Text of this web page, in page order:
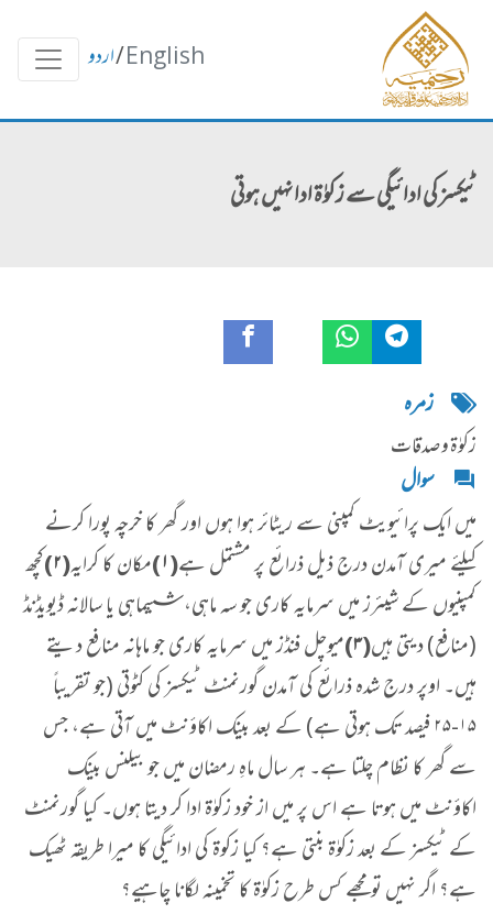
English
/اردو
ٹیکسز کی ادائیگی سے زکوٰۃ ادا نہیں ہوتی
زمره
زکوٰۃ و صدقات
سوال
میں ایک پرائیویٹ کمپنی سے ریٹائر ہوا ہوں اور گھر کا خرچہ پورا کرنے
کیلئے میری آمدن درج ذیل ذرائع پر مشتمل ہے(۱) مکان کا کرایہ(۲) کچھ
کمپنیوں کے شیئرز میں سرمایہ کاری جو سہ ماہی، ششماہی یا سالانہ ڈیویڈنڈ
(منافع) دیتی ہیں(۳) میوچل فنڈز میں سرمایہ کاری جو ماہانہ منافع دیتے
ہیں۔ اوپر درج شدہ ذرائع کی آمدن گورنمنٹ ٹیکسز کی کٹوتی (جو تقریباً
۱۵-۲۵ فیصد تک ہوتی ہے) کے بعد بینک اکاؤنٹ میں آتی ہے، جس
سے گھر کا نظام چلتا ہے۔ ہر سال ماہِ رمضان میں جو بیلنس بینک
اکاؤنٹ میں ہوتا ہے اس پر میں از خود زکوٰۃ ادا کر دیتا ہوں۔ کیا گورنمنٹ
کے ٹیکسز کے بعد زکوٰۃ بنتی ہے؟ کیا زکوۃ کی ادائیگی کا میرا طریقہ ٹھیک
ہے؟ اگر نہیں تو مجھے کس طرح زکوٰۃ کا تخمینہ لگانا چاہیے؟